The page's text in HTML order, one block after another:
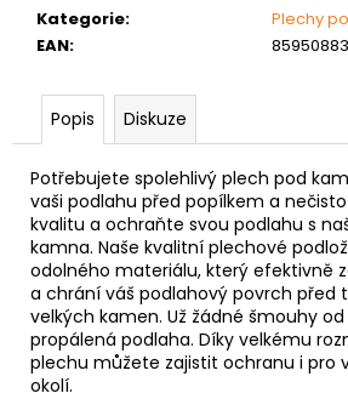
Kategorie:
Plechy
EAN:
Popis Diskuze
Potřebujete spolehlivý plech pod
vaši podlahu před popílkem a
kvalitu a ochraňte svou podlahu s
kamna. Naše kvalitní plechové
odolného materiálu, který efektivně
a chrání váš podlahový povrch před
velkých kamen. Už žádné šmouhy
propálená podlaha. Díky velkému
plechu můžete zajistit ochranu i pro
okolí.
NÝT
DVOJDÍLNÝ
3,5X10
NIKL
2
Kč